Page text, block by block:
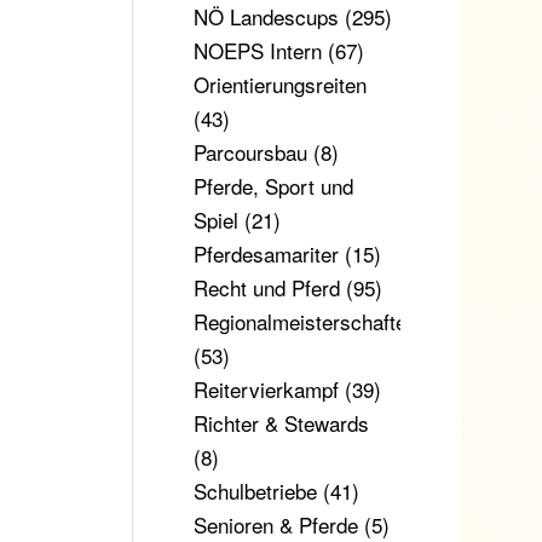
NÖ Landescups (295)
NOEPS Intern(67)
Orientierungsreiten
(43)
Parcoursbau(8)
Pferde, Sport und
Spiel (21)
Pferdesamariter(15)
Recht und Pferd(95)
Regionalmeisterschaften
(53)
Reitervierkampf(39)
Richter & Stewards
(8)
Schulbetriebe(41)
Senioren & Pferde(5)